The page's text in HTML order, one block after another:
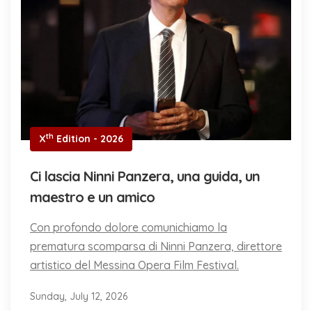
Xth Edition - 2026
Ci lascia Ninni Panzera, una guida, un
maestro e un amico
Con profondo dolore comunichiamo la
prematura scomparsa di Ninni Panzera, direttore
artistico del Messina Opera Film Festival.
Sunday, July 12, 2026